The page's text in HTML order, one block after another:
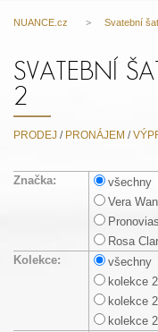
NUANCE.cz > Svatební
SVATEBNÍ
2
PRODEJ / PRONÁJEM /
Značka: všechny
Vera
Pronovias
Rosa
Kolekce:
všechny
kolekce
kolekce
kolekce